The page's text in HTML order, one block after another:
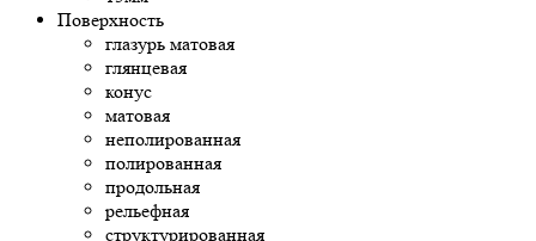
Поверхность
глазурь матовая
глянцевая
конус
матовая
неполированная
полированная
продольная
рельефная
структурированная